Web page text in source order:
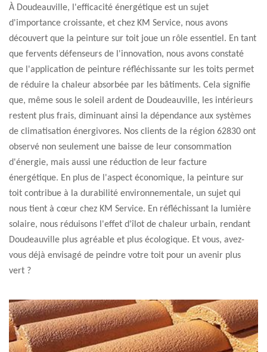
À Doudeauville, l'efficacité énergétique est un sujet
d'importance croissante, et chez KM Service, nous avons
découvert que la peinture sur toit joue un rôle essentiel. En tant
que fervents défenseurs de l'innovation, nous avons constaté
que l'application de peinture réfléchissante sur les toits permet
de réduire la chaleur absorbée par les bâtiments. Cela signifie
que, même sous le soleil ardent de Doudeauville, les intérieurs
restent plus frais, diminuant ainsi la dépendance aux systèmes
de climatisation énergivores. Nos clients de la région 62830 ont
observé non seulement une baisse de leur consommation
d'énergie, mais aussi une réduction de leur facture
énergétique. En plus de l'aspect économique, la peinture sur
toit contribue à la durabilité environnementale, un sujet qui
nous tient à cœur chez KM Service. En réfléchissant la lumière
solaire, nous réduisons l'effet d'îlot de chaleur urbain, rendant
Doudeauville plus agréable et plus écologique. Et vous, avez-
vous déjà envisagé de peindre votre toit pour un avenir plus
vert ?